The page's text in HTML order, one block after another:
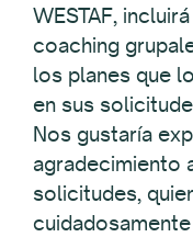
WESTAF,
coaching
los planes que
en sus
Nos gustaría
agradecimiento
solicitudes,